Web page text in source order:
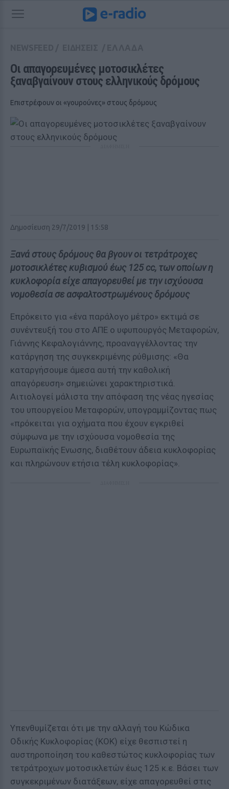
Οι απαγορευμένες μοτοσικλέτες
ξαναβγαίνουν στους ελληνικούς δρόμους
Επιστρέφουν οι «γουρούνες» στους δρόμους
Δημοσίευση 29/7/2019 | 15:58
Ξανά στους δρόµους θα βγουν οι τετράτροχες
µοτοσικλέτες κυβισµού έως 125 cc, των οποίων η
κυκλοφορία είχε απαγορευθεί µε την ισχύουσα
νοµοθεσία σε ασφαλτοστρωµένους δρόµους
Επρόκειτο για «ένα παράλογο µέτρο» εκτιµά σε
συνέντευξή του στο ΑΠΕ ο υφυπουργός Μεταφορών,
Γιάννης Κεφαλογιάννης, προαναγγέλλοντας την
κατάργηση της συγκεκριµένης ρύθµισης: «Θα
καταργήσουµε άµεσα αυτή την καθολική
απαγόρευση» σηµειώνει χαρακτηριστικά.
Αιτιολογεί µάλιστα την απόφαση της νέας ηγεσίας
του υπουργείου Μεταφορών, υπογραµµίζοντας πως
«πρόκειται για οχήµατα που έχουν εγκριθεί
σύµφωνα µε την ισχύουσα νοµοθεσία της
Ευρωπαϊκής Ενωσης, διαθέτουν άδεια κυκλοφορίας
και πληρώνουν ετήσια τέλη κυκλοφορίας».
Υπενθυµίζεται ότι µε την αλλαγή του Κώδικα
Οδικής Κυκλοφορίας (ΚΟΚ) είχε θεσπιστεί η
αυστηροποίηση του καθεστώτος κυκλοφορίας των
τετράτροχων µοτοσικλετών έως 125 κ.ε. Βάσει των
συγκεκριµένων διατάξεων, είχε απαγορευθεί στις